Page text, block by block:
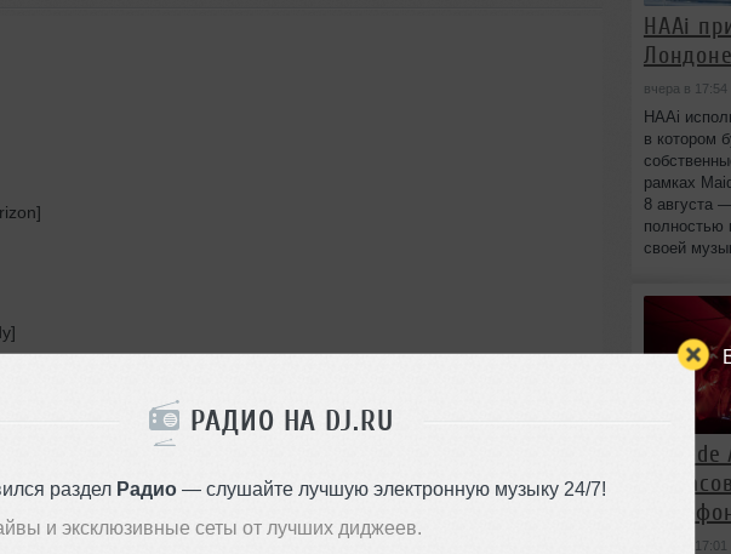
РАДИО НА DJ.RU
раздел Радио— слушайте лучшую электронную музыку 24/7!
и эксклюзивные сеты от лучших диджеев.
Of Sound]
HAAi
вчера в 17:54
HAAi
в котором
рамках
8 августа
полностью
своей
Casa
вчера в 17:01